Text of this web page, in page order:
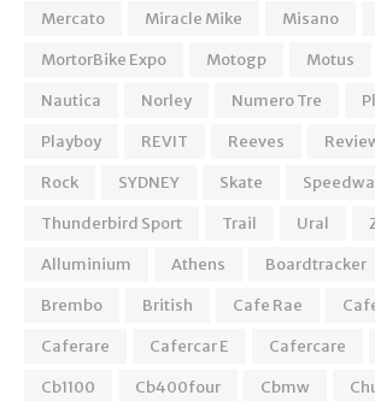
Mercato Miracle Mike Misano
MortorBike Expo
Motogp Motus
Nautica
Norley Numero Tre
Playboy
REVIT Reeves
Rock
SYDNEY Skate
Thunderbird Sport
Trail Ural
Alluminium
Athens Boardtracker
Brembo
British Cafe Rae
Caferare
Cafercar E Cafercare
Cb1100
Cb400four Cbmw